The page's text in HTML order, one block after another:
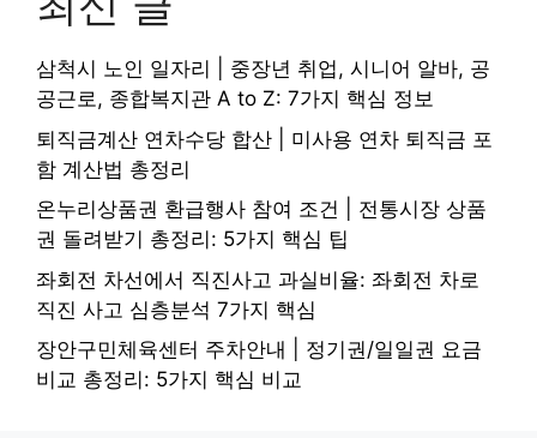
삼척시 노인 일자리 | 중장년 취업, 시니어 알바, 공
공근로, 종합복지관 A to Z: 7가지 핵심 정보
퇴직금계산 연차수당 합산 | 미사용 연차 퇴직금 포
함 계산법 총정리
온누리상품권 환급행사 참여 조건 | 전통시장 상품
권 돌려받기 총정리: 5가지 핵심 팁
좌회전 차선에서 직진사고 과실비율: 좌회전 차로
직진 사고 심층분석 7가지 핵심
장안구민체육센터 주차안내 | 정기권/일일권 요금
비교 총정리: 5가지 핵심 비교